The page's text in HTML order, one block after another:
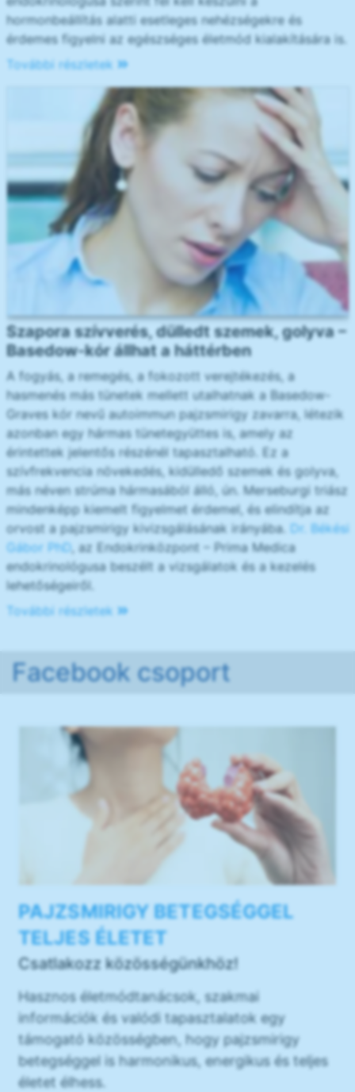
hormonbeállítás alatti esetleges nehézségekre és
érdemes figyelni az egészséges életmód kialakítására is.
További részletek
Szapora szívverés, dülledt szemek, golyva –
Basedow-kór állhat a háttérben
A fogyás, a remegés, a fokozott verejtékezés, a
hasmenés más tünetek mellett utalhatnak a Basedow-
Graves kór nevű autoimmun pajzsmirigy zavarra, létezik
azonban egy hármas tünetegyüttes is, amely az
érintettek jelentős részénél tapasztalható. Ez a
szívfrekvencia növekedés, kidülledő szemek és golyva,
más néven strúma hármasából álló, ún. Merseburgi triász
mindenképp kiemelt figyelmet érdemel, és elindítja az
orvost a pajzsmirigy kivizsgálásának irányába. Dr. Békési
Gábor PhD, az Endokrinközpont – Prima Medica
endokrinológusa beszélt a vizsgálatok és a kezelés
lehetőségeiről.
További részletek
Facebook csoport
PAJZSMIRIGY BETEGSÉGGEL
TELJES ÉLETET
Csatlakozz közösségünkhöz!
Hasznos életmódtanácsok, szakmai
információk és valódi tapasztalatok egy
támogató közösségben, hogy pajzsmirigy
betegséggel is harmonikus, energikus és teljes
életet élhess.